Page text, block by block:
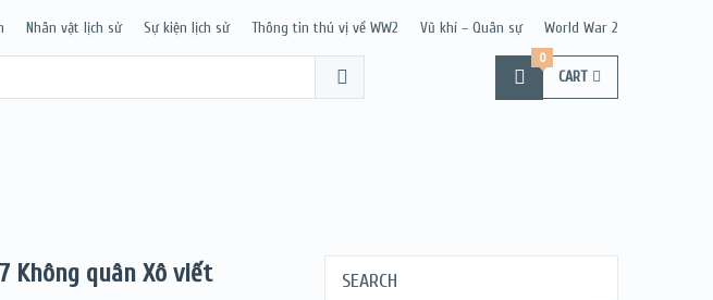
Nhân vật lịch sử Sự kiện lịch sử Thông tin thú vị về WW2 Vũ khí – Quân sự World War 2
CART
0
Không quân Xô viết SEARCH